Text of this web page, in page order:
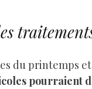
du printemps
pourraient